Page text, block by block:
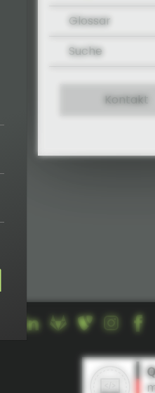
Glossar
Suche
Kontakt